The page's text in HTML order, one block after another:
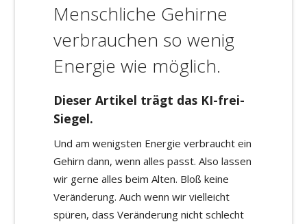
Menschliche Gehirne
verbrauchen so wenig
Energie wie möglich.
Dieser Artikel trägt das KI-frei-
Siegel.
Und am wenigsten Energie verbraucht ein
Gehirn dann, wenn alles passt. Also lassen
wir gerne alles beim Alten. Bloß keine
Veränderung. Auch wenn wir vielleicht
spüren, dass Veränderung nicht schlecht